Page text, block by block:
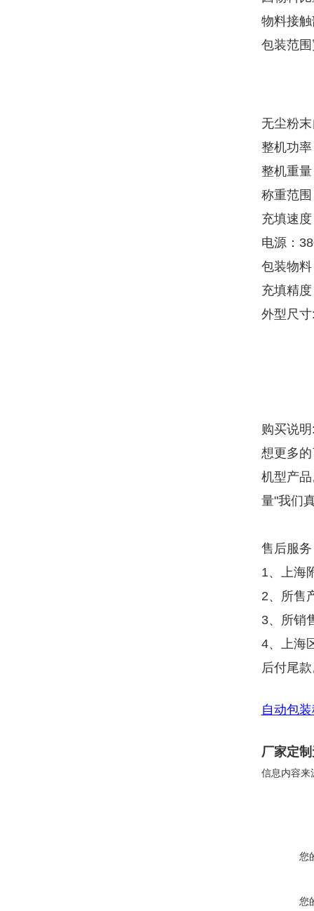
物料接
包装范
无尘粉
整机功
整机重
称重范
充填速
电源：
包装物
充填精
外型尺
购买说明
想更多
机型产
量"我们
售后服
1、上海
2、所售
3、所销
4、上海
后付尾
自动包
厂家定
信息内容来
您
您